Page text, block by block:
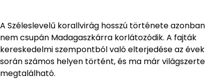
A Széleslevelű korallvirág hosszú története azonban
nem csupán Madagaszkárra korlátozódik. A fajták
kereskedelmi szempontból való elterjedése az évek
során számos helyen történt, és ma már világszerte
megtalálható.